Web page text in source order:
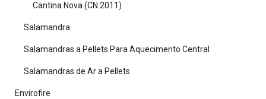
Cantina Nova (CN 2011)
Salamandra
Salamandras a Pellets Para Aquecimento Central
Salamandras de Ar a Pellets
Envirofire